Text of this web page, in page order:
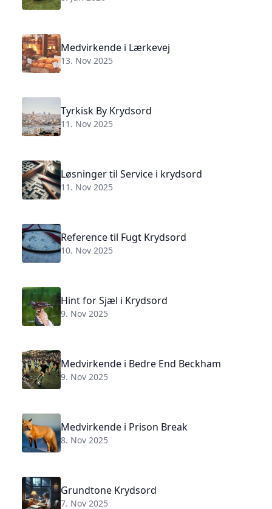
Medvirkende i Lærkevej
13. Nov 2025
Tyrkisk By Krydsord
11. Nov 2025
Løsninger til Service i krydsord
11. Nov 2025
Reference til Fugt Krydsord
10. Nov 2025
Hint for Sjæl i Krydsord
9. Nov 2025
Medvirkende i Bedre End Beckham
9. Nov 2025
Medvirkende i Prison Break
8. Nov 2025
Grundtone Krydsord
7. Nov 2025